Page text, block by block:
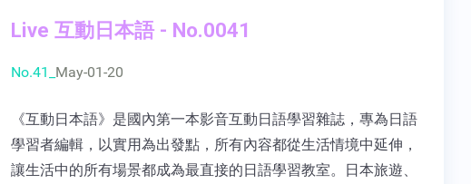
Live 互動日本語 - No.0041
No.41_ May-01-20
《互動日本語》是國內第一本影音互動日語學習雜誌，專為日語
學習者編輯，以實用為出發點，所有內容都從生活情境中延伸，
讓生活中的所有場景都成為最直接的日語學習教室。日本旅遊、